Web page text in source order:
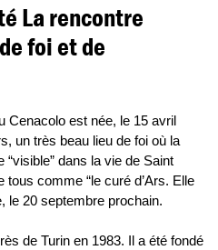
La rencontre
foi et de
Cenacolo est née, le 15 avril
un très beau lieu de foi où la
“visible” dans la vie de Saint
comme “le curé d’Ars. Elle
le 20 septembre prochain.
de Turin en 1983. Il a été fondé